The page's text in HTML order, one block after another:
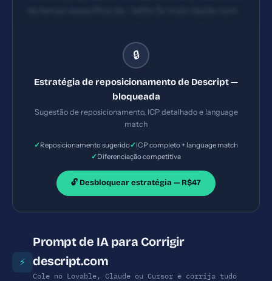
persona (p. ex., podcasters, equipes de marketing) e
exibir logos/casos de clientes na dobra inicial.
🔒
Estratégia de reposicionamento de Descript —
bloqueada
Sugestão de reposicionamento, ICP detalhado e language
match
✓Reposicionamento sugerido✓ICP completo + language match
✓Diferenciação competitiva
🔓 Desbloquear estratégia — R$47
⚡
Prompt de IA para Corrigir
descript.com
Cole no Lovable, Claude ou Cursor e corrija tudo